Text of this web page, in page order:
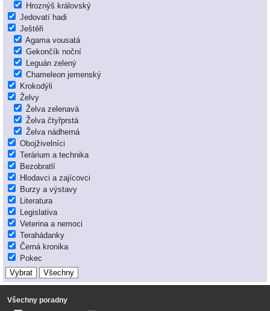
Hroznýš královský
Jedovatí hadi
Ještěři
Agama vousatá
Gekončík noční
Leguán zelený
Chameleon jemenský
Krokodýli
Želvy
Želva zelenavá
Želva čtyřprstá
Želva nádherná
Obojživelníci
Terárium a technika
Bezobratlí
Hlodavci a zajícovci
Burzy a výstavy
Literatura
Legislativa
Veterina a nemoci
Terahádanky
Černá kronika
Pokec
Všechny poradny